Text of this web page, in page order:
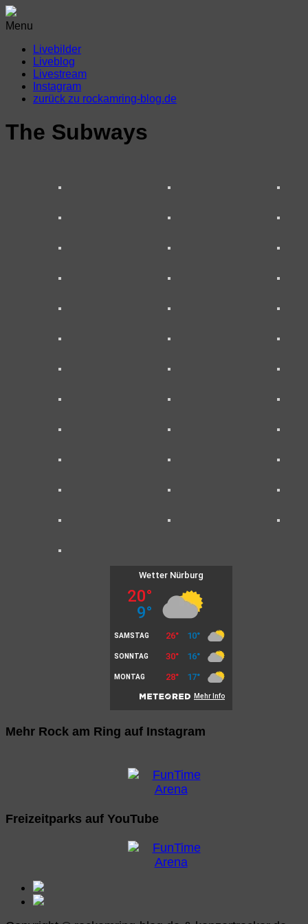
Menu
Livebilder
Liveblog
Livestream
Instagram
zurück zu rockamring-blog.de
The Subways
Mehr Rock am Ring auf Instagram
Freizeitparks auf YouTube